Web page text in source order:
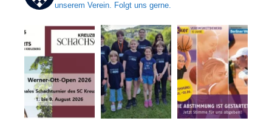
unserem Verein. Folgt uns gerne.